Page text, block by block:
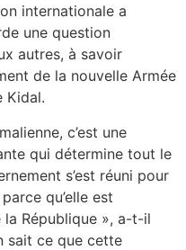
internationale a
une question
autres, à savoir
de la nouvelle Armée
Kidal.
c’est une
qui détermine tout le
s’est réuni pour
qu’elle est
République », a-t-il
sait ce que cette